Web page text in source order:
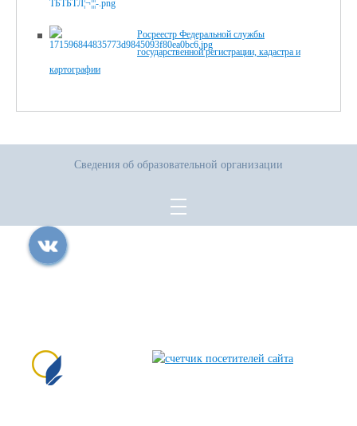
Росреестр Федеральной службы
государственной регистрации, кадастра и
картографии
Сведения об образовательной организации